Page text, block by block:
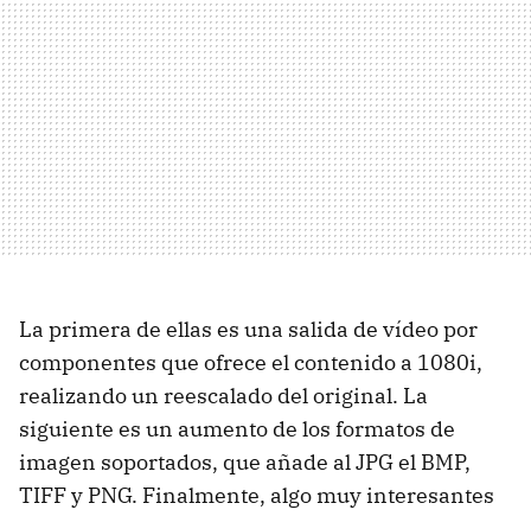
La primera de ellas es una salida de vídeo por
componentes que ofrece el contenido a 1080i,
realizando un reescalado del original. La
siguiente es un aumento de los formatos de
imagen soportados, que añade al JPG el BMP,
TIFF y PNG. Finalmente, algo muy interesantes